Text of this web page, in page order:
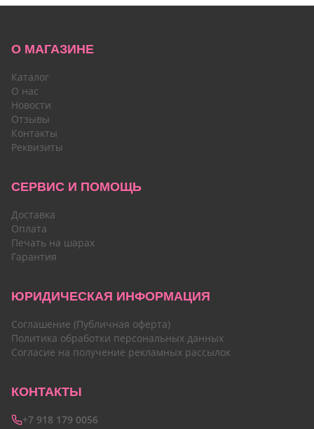
О МАГАЗИНЕ
Каталог
О нас
Новости
Отзывы
Контакты
Реквизиты
СЕРВИС И ПОМОЩЬ
Доставка
Оплата
Печать на шарах
Гарантия
ЮРИДИЧЕСКАЯ ИНФОРМАЦИЯ
Соглашение (Публичная оферта)
Политика обработки персональных данных
Согласие на получение рекламных рассылок
КОНТАКТЫ
+7 918 179 0056